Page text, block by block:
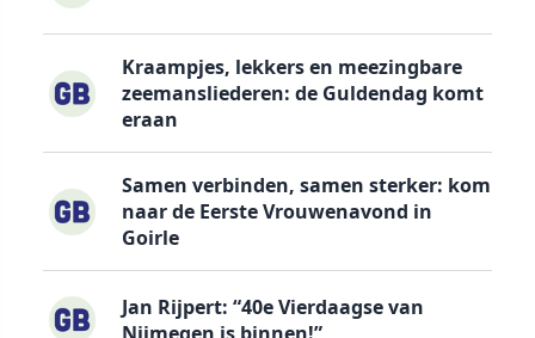
Kraampjes, lekkers en meezingbare
zeemansliederen: de Guldendag komt
eraan
Samen verbinden, samen sterker: kom
naar de Eerste Vrouwenavond in
Goirle
Jan Rijpert: “40e Vierdaagse van